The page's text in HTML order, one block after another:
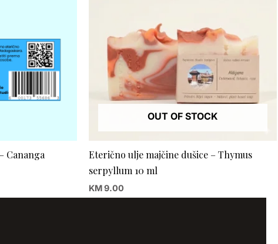
Cananga
OUT OF STOCK
Eterično ulje majčine dušice – Thymus
serpyllum 10 ml
KM9.00